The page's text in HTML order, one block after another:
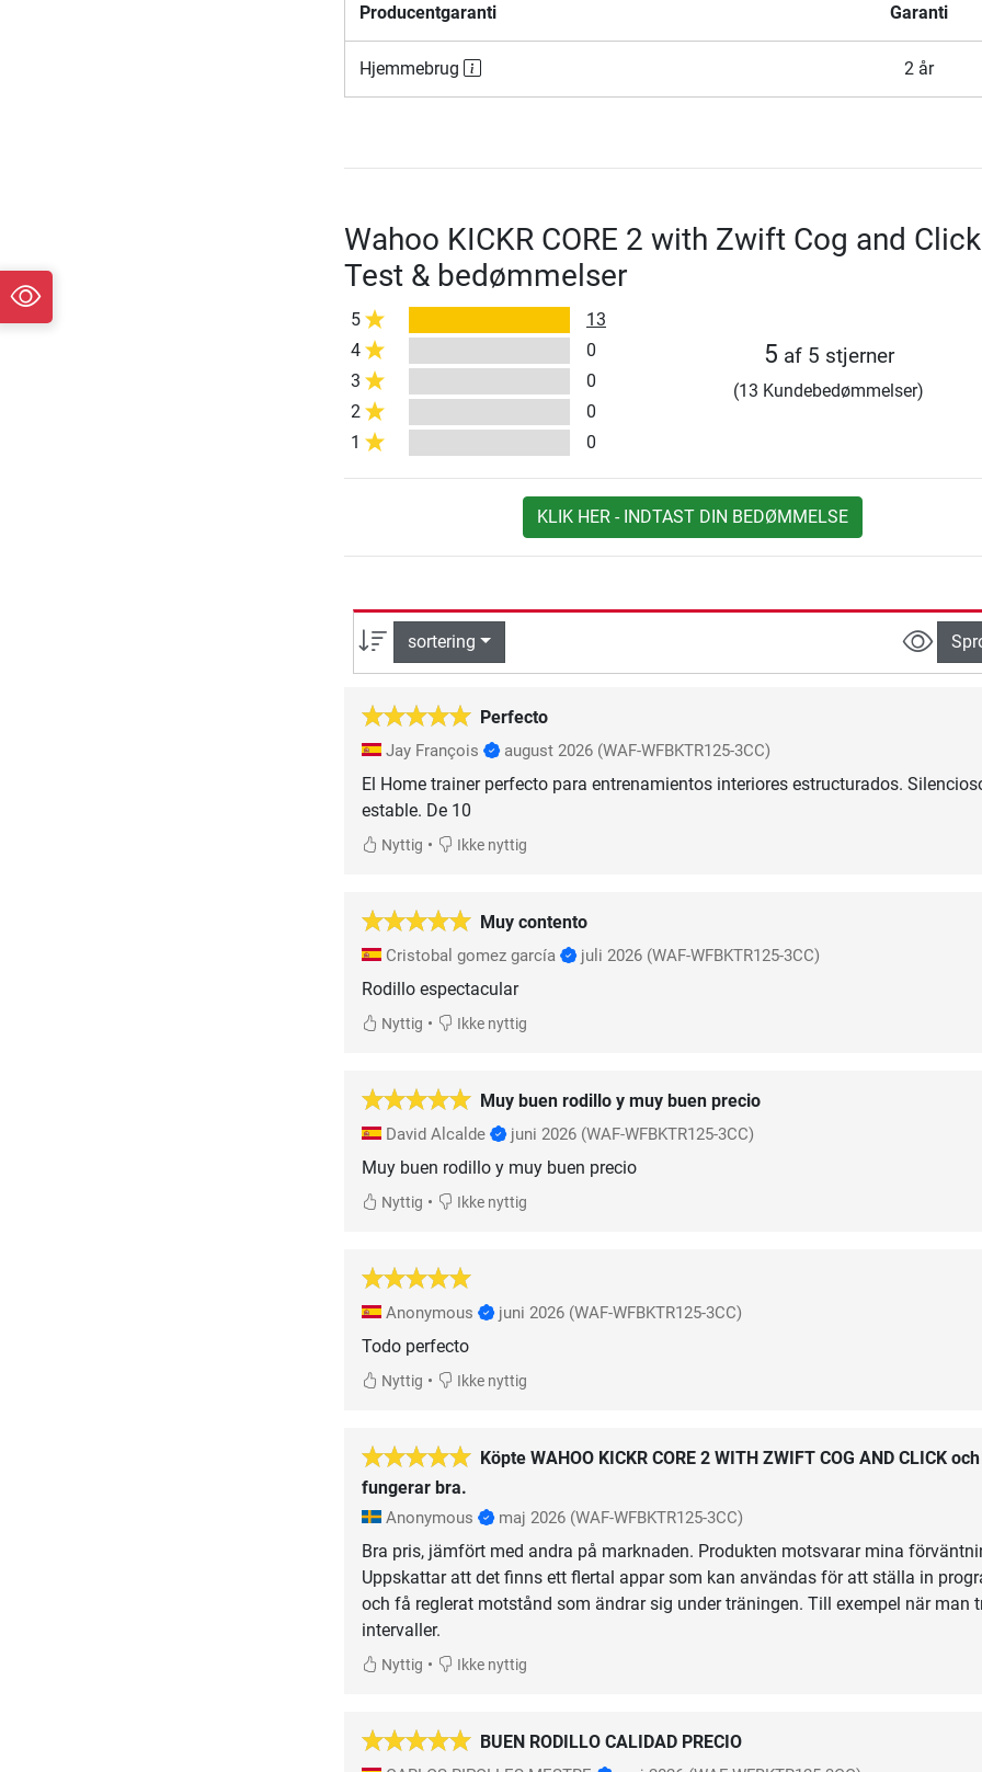
Producentgaranti Garanti
Hjemmebrug 2 år
Wahoo KICKR CORE 2 with Zwift Cog and Click
Test & bedømmelser
5
13
4
0
3
0
2
0
1
0
5 af 5 stjerner
(13 Kundebedømmelser)
KLIK HER - INDTAST DIN BEDØMMELSE
sortering
Perfecto
Jay François august 2026 (WAF-WFBKTR125-3CC)
El Home trainer perfecto para entrenamientos interiores estructurados.
estable. De 10
Nyttig • Ikke nyttig
Muy contento
Cristobal gomez garcía juli 2026 (WAF-WFBKTR125-3CC)
Rodillo espectacular
Nyttig • Ikke nyttig
Muy buen rodillo y muy buen precio
David Alcalde juni 2026 (WAF-WFBKTR125-3CC)
Muy buen rodillo y muy buen precio
Nyttig • Ikke nyttig
Anonymous juni 2026 (WAF-WFBKTR125-3CC)
Todo perfecto
Nyttig • Ikke nyttig
Köpte WAHOO KICKR CORE 2 WITH ZWIFT COG AND CLICK
fungerar bra.
Anonymous maj 2026 (WAF-WFBKTR125-3CC)
Bra pris, jämfört med andra på marknaden. Produkten motsvarar mina
Uppskattar att det finns ett flertal appar som kan användas för att ställa in
och få reglerat motstånd som ändrar sig under träningen. Till exempel när man
intervaller.
Nyttig • Ikke nyttig
BUEN RODILLO CALIDAD PRECIO